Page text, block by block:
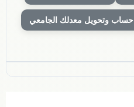
حساب وتحويل معدلك الجامعي